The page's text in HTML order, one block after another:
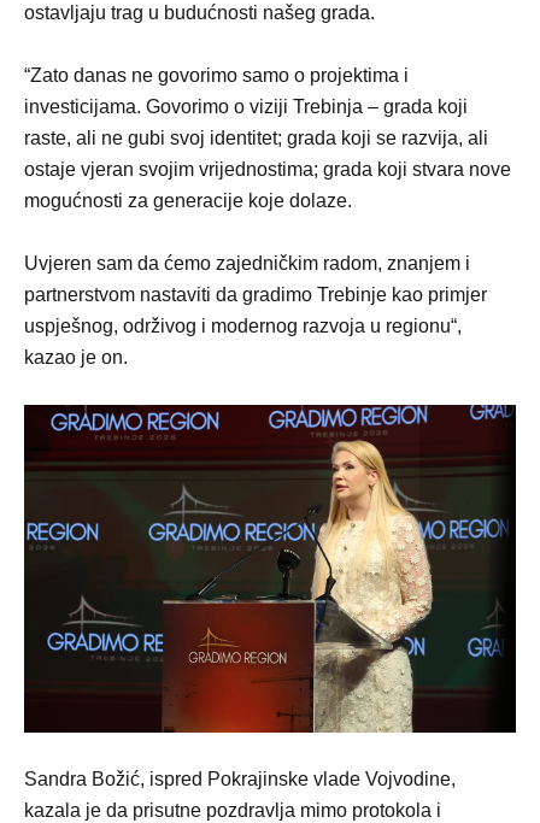
ostavljaju trag u budućnosti našeg grada.
“Zato danas ne govorimo samo o projektima i
investicijama. Govorimo o viziji Trebinja – grada koji
raste, ali ne gubi svoj identitet; grada koji se razvija, ali
ostaje vjeran svojim vrijednostima; grada koji stvara nove
mogućnosti za generacije koje dolaze.
Uvjeren sam da ćemo zajedničkim radom, znanjem i
partnerstvom nastaviti da gradimo Trebinje kao primjer
uspješnog, održivog i modernog razvoja u regionu“,
kazao je on.
Sandra Božić, ispred Pokrajinske vlade Vojvodine,
kazala je da prisutne pozdravlja mimo protokola i